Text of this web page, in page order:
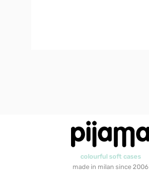
colourful soft cases
made in milan since 2006